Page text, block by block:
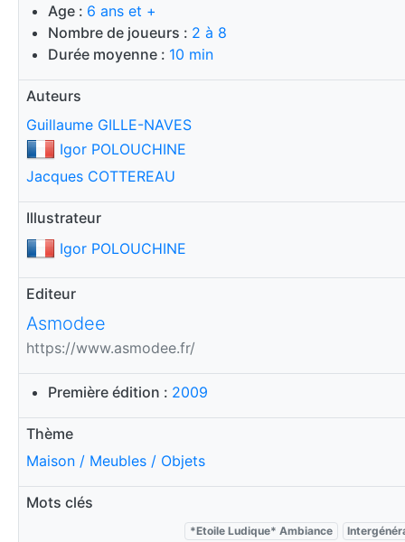
Age : 6 ans et +
Nombre de joueurs : 2 à 8
Durée moyenne : 10 min
Auteurs
Guillaume GILLE-NAVES
Igor POLOUCHINE
Jacques COTTEREAU
Illustrateur
Igor POLOUCHINE
Editeur
Asmodee
https://www.asmodee.fr/
Première édition : 2009
Thème
Maison / Meubles / Objets
Mots clés
*Etoile Ludique* Ambiance